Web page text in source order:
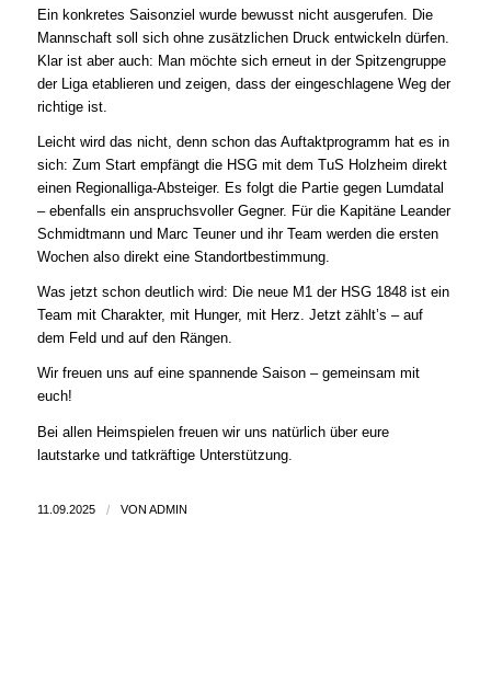
Ein konkretes Saisonziel wurde bewusst nicht ausgerufen. Die
Mannschaft soll sich ohne zusätzlichen Druck entwickeln dürfen.
Klar ist aber auch: Man möchte sich erneut in der Spitzengruppe
der Liga etablieren und zeigen, dass der eingeschlagene Weg der
richtige ist.
Leicht wird das nicht, denn schon das Auftaktprogramm hat es in
sich: Zum Start empfängt die HSG mit dem TuS Holzheim direkt
einen Regionalliga-Absteiger. Es folgt die Partie gegen Lumdatal
– ebenfalls ein anspruchsvoller Gegner. Für die Kapitäne Leander
Schmidtmann und Marc Teuner und ihr Team werden die ersten
Wochen also direkt eine Standortbestimmung.
Was jetzt schon deutlich wird: Die neue M1 der HSG 1848 ist ein
Team mit Charakter, mit Hunger, mit Herz. Jetzt zählt’s – auf
dem Feld und auf den Rängen.
Wir freuen uns auf eine spannende Saison – gemeinsam mit
euch!
Bei allen Heimspielen freuen wir uns natürlich über eure
lautstarke und tatkräftige Unterstützung.
11.09.2025 / VON ADMIN